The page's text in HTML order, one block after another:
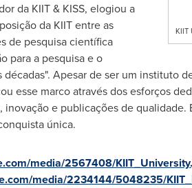
KIIT
da KIIT & KISS, elogiou a
da KIIT entre as
de pesquisa científica
para a pesquisa e o
Apesar de ser um instituto
esse marco através dos esforços
e publicações de
única.
media/2567408/
media/2234144/5048235/